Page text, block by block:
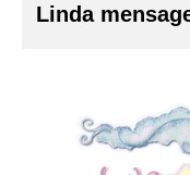
Linda